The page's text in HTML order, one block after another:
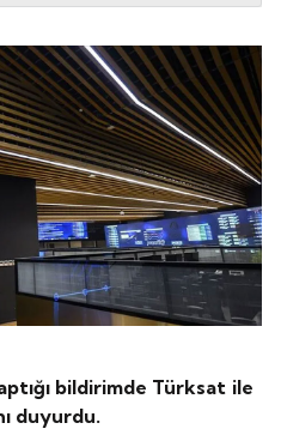
bildirimde Türksat ile
duyurdu.